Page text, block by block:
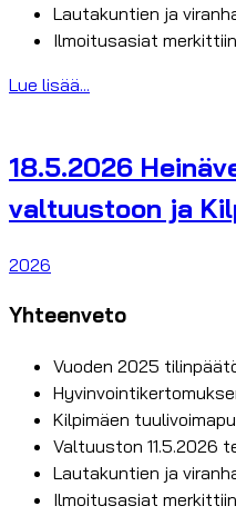
Lautakuntien ja
Ilmoitusasiat
Lue lisää...
18.5.2026
valtuustoon ja
2026
Yhteenveto
Vuoden 2025
Kilpimäen
Valtuuston
Lautakuntien ja
Ilmoitusasiat